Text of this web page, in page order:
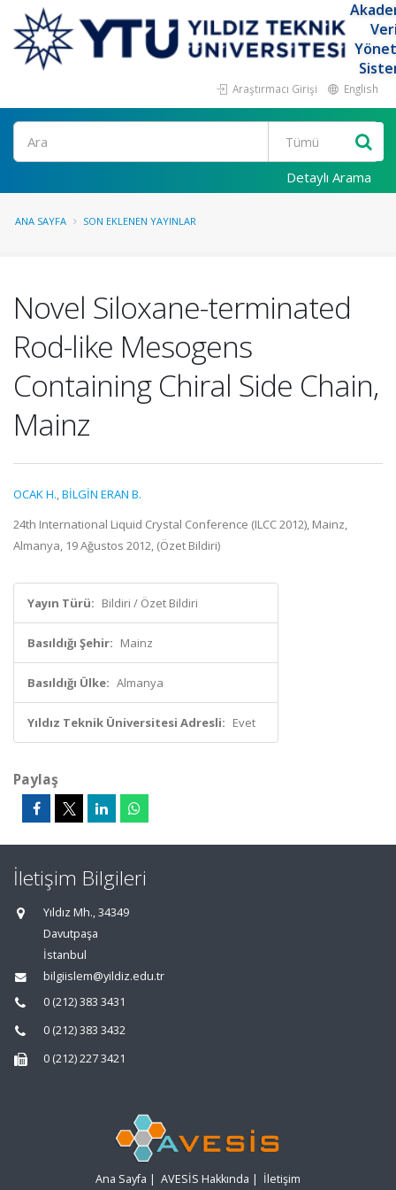
Araştırmacı Girişi English
Ara
Detaylı Arama
ANA SAYFA SON EKLENEN YAYINLAR
Novel Siloxane-terminated
Rod-like Mesogens
Containing Chiral Side Chain,
Mainz
OCAK H.,BİLGİN ERAN B.
24th International Liquid Crystal Conference (ILCC 2012), Mainz,
Almanya, 19 Ağustos 2012, (Özet Bildiri)
Yayın Türü: Bildiri / Özet Bildiri
Basıldığı Şehir: Mainz
Basıldığı Ülke: Almanya
Yıldız Teknik Üniversitesi Adresli: Evet
Paylaş
İletişim Bilgileri
Yıldız Mh., 34349
Davutpaşa
İstanbul
bilgiislem@yildiz.edu.tr
0 (212) 383 3431
0 (212) 383 3432
0 (212) 227 3421
Ana Sayfa | AVESİS Hakkında | İletişim